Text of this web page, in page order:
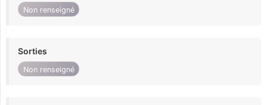
Non renseigné
Sorties
Non renseigné